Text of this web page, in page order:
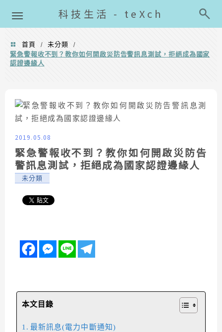
科技生活 - teXch
首頁 / 未分類
/
緊急警報收不到？教你如何開啟災防告警訊息測試，拒絕成為國家
認證邊緣人
2019.05.08
緊急警報收不到？教你如何開啟災防告
警訊息測試，拒絕成為國家認證邊緣人
未分類
本文目錄
最新訊息(電力中斷通知)